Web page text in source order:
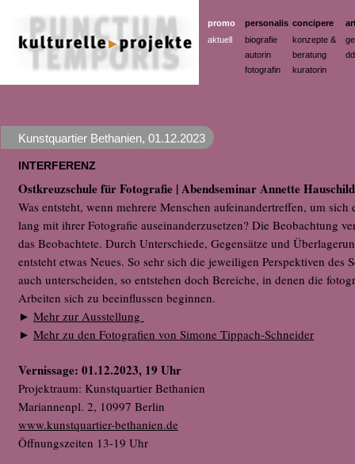
promo
aktuell
personalis
biografie
autorin
fotografin
concipere
konzepte &
beratung
kuratorin
Kunstquartier Bethanien, 01.12.2023
INTERFERENZ
Ostkreuzschule für Fotografie | Abendseminar Annette Hauschild
Was entsteht, wenn mehrere Menschen aufeinandertreffen, um sich
lang mit ihrer Fotografie auseinanderzusetzen? Die Beobachtung
das Beobachtete. Durch Unterschiede, Gegensätze und
entsteht etwas Neues. So sehr sich die jeweiligen Perspektiven des
auch unterscheiden, so entstehen doch Bereiche, in denen die
Arbeiten sich zu beeinflussen beginnen.
► Mehr zur Ausstellung
► Mehr zu den Fotografien von Simone Tippach-Schneider
Vernissage: 01.12.2023, 19 Uhr
Projektraum: Kunstquartier Bethanien
Mariannenpl. 2, 10997 Berlin
www.kunstquartier-bethanien.de
Öffnungszeiten 13-19 Uhr